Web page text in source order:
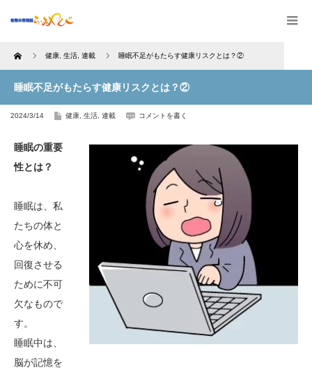
Home 健康 生活 連載 睡眠不足がもたらす健康リスクとは？②
睡眠不足がもたらす健康リスクとは？②
2024/3/14 健康 生活 連載 コメントを書く
睡眠の重要
性とは？
睡眠は、私
たちの体と
心を休め、
回復させる
ために不可
欠なもので
す。
睡眠中は、
脳が記憶を